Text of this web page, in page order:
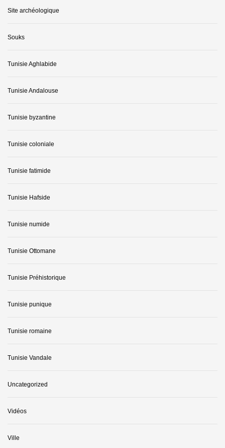
Site archéologique
Souks
Tunisie Aghlabide
Tunisie Andalouse
Tunisie byzantine
Tunisie coloniale
Tunisie fatimide
Tunisie Hafside
Tunisie numide
Tunisie Ottomane
Tunisie Préhistorique
Tunisie punique
Tunisie romaine
Tunisie Vandale
Uncategorized
Vidéos
Ville